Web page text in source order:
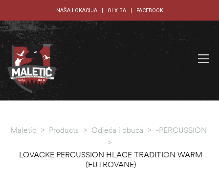
NAŠA LOKACIJA OLX.BA FACEBOOK
Maletić > Products > Odjeća i obuća > -PERCUSSION
>
LOVACKE PERCUSSION HLACE TRADITION WARM
(FUTROVANE)